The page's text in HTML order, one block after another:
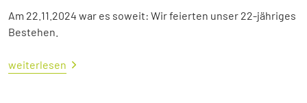
Am 22.11.2024 war es soweit: Wir feierten unser 22-jähriges
Bestehen.
weiterlesen